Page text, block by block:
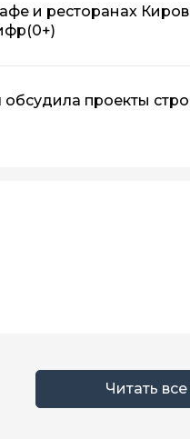
и ресторанах
(0+)
проекты
Читать